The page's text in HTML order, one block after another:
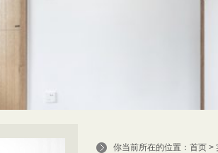
你当前所在的位置： 首页 >